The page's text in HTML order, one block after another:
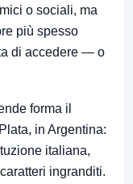
o sociali, ma
più spesso
di accedere — o
forma il
in Argentina:
italiana,
ingranditi.